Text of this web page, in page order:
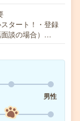
タート！・登録
面談の場合）…
男性